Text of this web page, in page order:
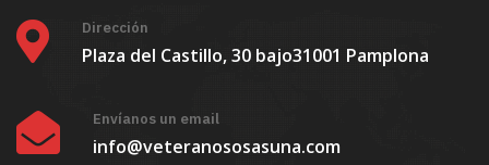
Dirección
Plaza del Castillo, 30 bajo31001 Pamplona
Envíanos un email
info@veteranososasuna.com